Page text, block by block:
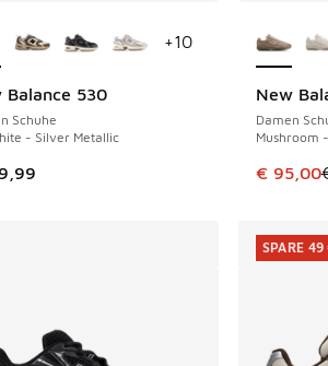
€ 159,99 auf € 100,00 gefallen
Balance 530
Schuhe
- Silver Metallic
+10
New
Damen
Mushroom
Dieser
€ 95,00
SPARE 44
SPARE 49